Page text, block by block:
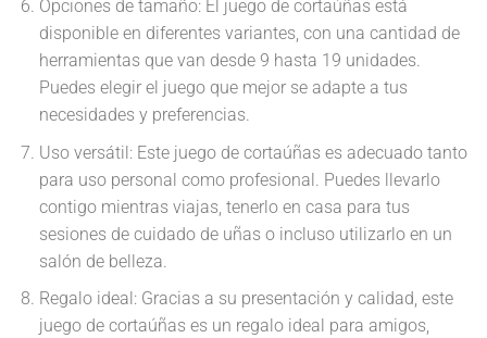
Opciones de tamaño: El juego de cortaúñas está
disponible en diferentes variantes, con una cantidad de
herramientas que van desde 9 hasta 19 unidades.
Puedes elegir el juego que mejor se adapte a tus
necesidades y preferencias.
Uso versátil: Este juego de cortaúñas es adecuado tanto
para uso personal como profesional. Puedes llevarlo
contigo mientras viajas, tenerlo en casa para tus
sesiones de cuidado de uñas o incluso utilizarlo en un
salón de belleza.
Regalo ideal: Gracias a su presentación y calidad, este
juego de cortaúñas es un regalo ideal para amigos,